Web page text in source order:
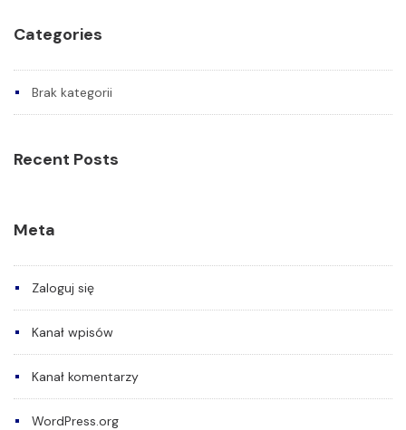
Categories
Brak kategorii
Recent Posts
Meta
Zaloguj się
Kanał wpisów
Kanał komentarzy
WordPress.org